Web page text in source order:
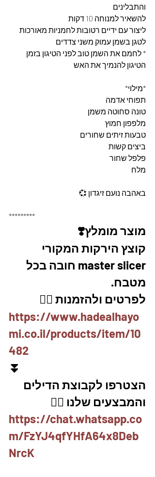
והתבלינים
להשאיר למנוחה 10 דקות
ליצור עם ידיים רטובות לחמניות מאורכות
לטגן בשמן עמוק משני צדדים
* לחמם את השמן טוב לפני הטיגון בזמן
הטיגון להנמיך את האש
*מילוי*
תפוחי אדמה
טונה סחוטה משמן
מלפפון חמוץ
טבעות זיתים שחורים
ביצים קשות
פלפל שחור
מלח
באהבה נועם זיגדון 💞
*********
מוצר מומלץ❣️
קוצץ הירקות המקורי
master slicer חובה בכל
מטבח.
לפרטים ולהזמנות 👇🏼
https://www.hadealhayo
mi.co.il/products/item/10
482
⏬
הצטרפו לקבוצת הדילים
והמבצעים שלנו 👇🏽
https://chat.whatsapp.co
m/FzYJ4qfYHfA64x8Deb
NrcK